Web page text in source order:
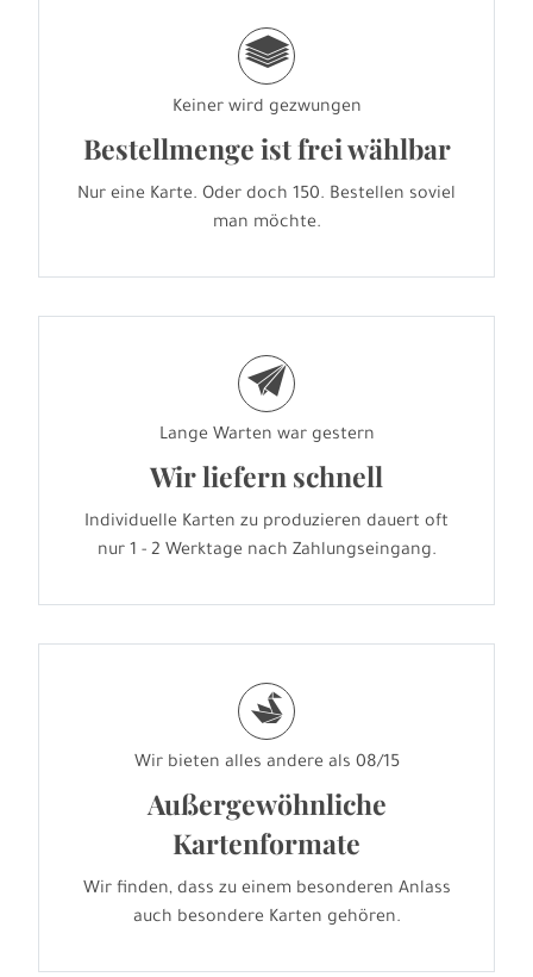
g
Keiner wird gezwungen
Bestellmenge ist frei wählbar
Nur eine Karte. Oder doch 150. Bestellen soviel
man möchte.
e
Lange Warten war gestern
Wir liefern schnell
Individuelle Karten zu produzieren dauert oft
nur 1 - 2 Werktage nach Zahlungseingang.
s
Wir bieten alles andere als 08/15
Außergewöhnliche
Kartenformate
Wir finden, dass zu einem besonderen Anlass
auch besondere Karten gehören.